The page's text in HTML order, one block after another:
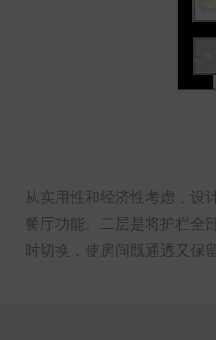
从实用性和经济性考虑，设
餐厅功能。二层是将护栏全
时切换，使房间既通透又保